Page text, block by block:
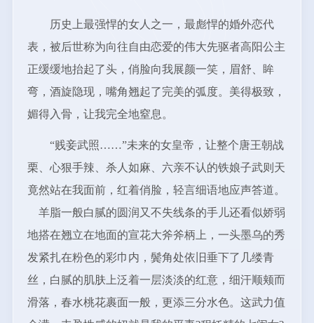
历史上最强悍的女人之一，最彪悍的婚外恋代
表，被后世称为向往自由恋爱的伟大先驱者高阳公主
正缓缓地抬起了头，俏脸向我展颜一笑，眉舒、眸
弯，酒旋隐现，嘴角翘起了完美的弧度。美得极致，
媚得入骨，让我完全地窒息。
“贱妾武照……”未来的女皇帝，让整个唐王朝战
栗、心狠手辣、杀人如麻、六亲不认的铁娘子武则天
竟然站在我面前，红着俏脸，轻言细语地应声答道。
羊脂一般白腻的圆润又不失线条的手儿还看似娇弱
地搭在翘立在地面的宣花大斧斧柄上，一头墨乌的秀
发紧扎在粉色的彩巾内，鬓角处依旧垂下了几缕青
丝，白腻的肌肤上泛着一层淡淡的红意，细汗顺颊而
滑落，春水桃花裹面一般，更添三分水色。这武力值